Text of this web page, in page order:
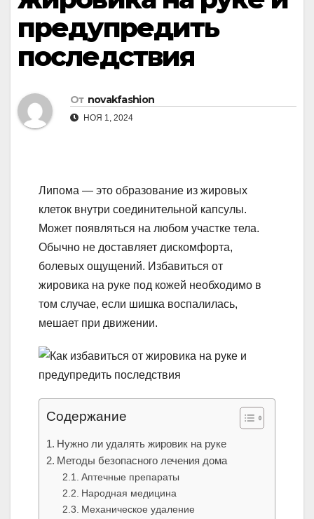
предупредить
последствия
От novakfashion
НОЯ 1, 2024
Липома — это образование из жировых
клеток внутри соединительной капсулы.
Может появляться на любом участке тела.
Обычно не доставляет дискомфорта,
болевых ощущений. Избавиться от
жировика на руке под кожей необходимо в
том случае, если шишка воспалилась,
мешает при движении.
Содержание
Нужно ли удалять жировик на руке
Методы безопасного лечения дома
Аптечные препараты
Народная медицина
Механическое удаление